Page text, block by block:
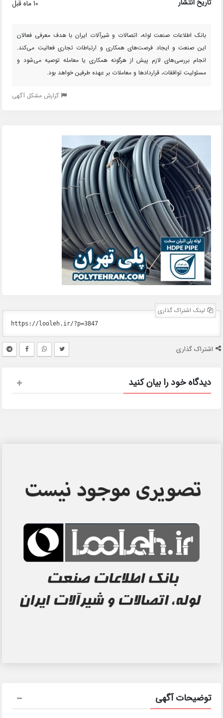
تاریخ انتشار 10 ماه قبل
بانک اطلاعات صنعت لوله، اتصالات و شیرآلات ایران با هدف معرفی فعالان
این صنعت و ایجاد فرصت‌های همکاری و ارتباطات تجاری فعالیت می‌کند.
انجام بررسی‌های لازم پیش از هرگونه همکاری یا معامله توصیه می‌شود و
مسئولیت توافقات، قراردادها و معاملات بر عهده طرفین خواهد بود.
گزارش مشکل آگهی
لینک اشتراک گذاری
اشتراک گذاری
دیدگاه خود را بیان کنید
توضیحات آگهی